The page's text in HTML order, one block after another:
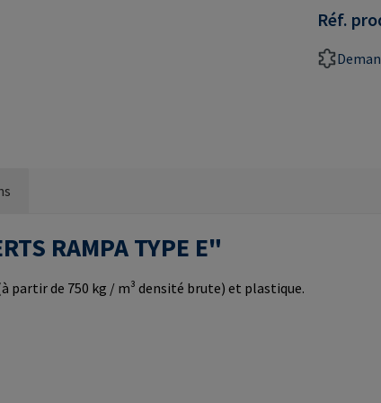
Réf.
RAMPA TYPE E"
partir de 750 kg / m³ densité brute) et plastique.